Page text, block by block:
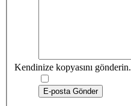
Kendinize kopyasını gönderin.
E-posta Gönder